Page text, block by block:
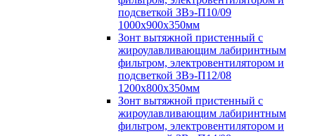
подсветкой ЗВэ-П10/09
1000х900х350мм
Зонт вытяжной пристенный с
жироулавливающим лабиринтным
фильтром, электровентилятором и
подсветкой ЗВэ-П12/08
1200х800х350мм
Зонт вытяжной пристенный с
жироулавливающим лабиринтным
фильтром, электровентилятором и